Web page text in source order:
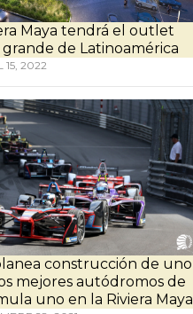
Maya tendrá el outlet
grande de Latinoamérica
15, 2022
construcción de uno
mejores autódromos de
uno en la Riviera Maya